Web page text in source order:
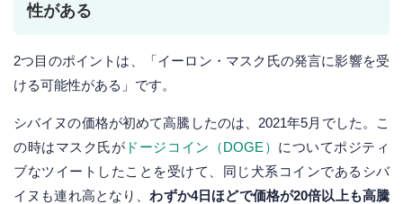
性がある
2つ目のポイントは、「イーロン・マスク氏の発言に影響を受
ける可能性がある」です。
シバイヌの価格が初めて高騰したのは、2021年5月でした。こ
の時はマスク氏が ドージコイン（DOGE） についてポジティ
ブなツイートしたことを受けて、同じ犬系コインであるシバ
イヌも連れ高となり、わずか4日ほどで価格が20倍以上も高騰